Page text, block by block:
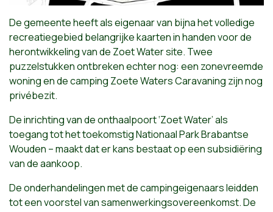
De gemeente heeft als eigenaar van bijna het volledige
recreatiegebied belangrijke kaarten in handen voor de
herontwikkeling van de Zoet Water site. Twee
puzzelstukken ontbreken echter nog: een zonevreemde
woning en de camping Zoete Waters Caravaning zijn nog
privébezit.
De inrichting van de onthaalpoort ‘Zoet Water’ als
toegang tot het toekomstig Nationaal Park Brabantse
Wouden – maakt dat er kans bestaat op een subsidiëring
van de aankoop.
De onderhandelingen met de campingeigenaars leidden
tot een voorstel van samenwerkingsovereenkomst. De